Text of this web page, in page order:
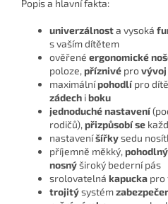
Popis a hlavní fakta:
univerzálnosta vysoká
s vaším dítětem
ověřené ergonomické
poloze, příznivé pro
maximálnípohodlí pro
zádech iboku
jednoduché nastavení
rodičů), přizpůsobí se
nastaveníšířkysedu
příjemně měkký, pohodlný
nosnýširoký bederní pás
srolovatelná kapucka pro
trojitýsystém